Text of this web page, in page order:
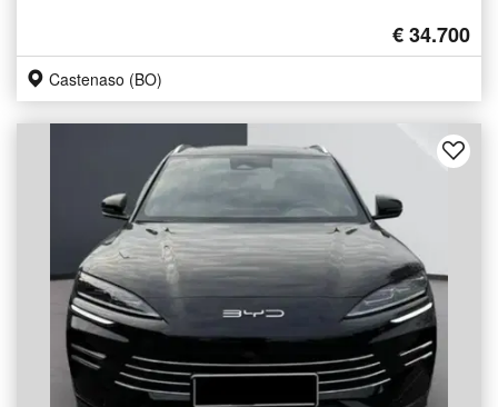
€ 34.700
Castenaso (BO)